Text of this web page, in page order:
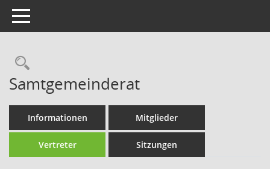
Toggle navigation
Rechercheauswahl
Samtgemeinderat
Informationen Mitglieder
Vertreter Sitzungen